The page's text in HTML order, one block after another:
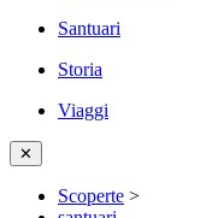
Santuari
Storia
Viaggi
✕
Scoperte >